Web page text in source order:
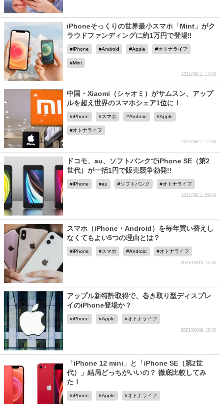
iPhoneそっくりの世界最小スマホ「Mint」がク
ラウドファンディングに約1万円で登場‼︎
iPhone Android Apple オトナライフ
Mint
2021/08/11 13:30
中国・Xiaomi（シャオミ）がサムスン、アップ
ルを超え世界のスマホシェア1位に！
iPhone スマホ Android Apple
オトナライフ
2021/08/11 12:30
ドコモ、au、ソフトバンクでiPhone SE（第2
世代）が一括1円で販売競争勃発!!
iPhone au ソフトバンク オトナライフ
2021/08/11 09:30
スマホ（iPhone・Android）を毎年買い替えし
なくてもよい5つの理由とは？
iPhone スマホ Android オトナライフ
2021/08/10 13:30
アップル新特許取得で、巻き取り型ディスプレ
イのiPhone登場か？
iPhone Apple オトナライフ
2021/08/09 15:30
「iPhone 12 mini」と「iPhone SE（第2世
代）」結局どっちがいいの？ 徹底比較してみ
た！
iPhone Apple オトナライフ